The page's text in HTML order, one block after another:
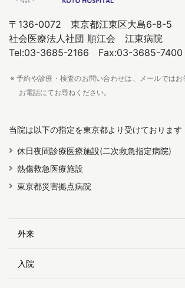
〒136-0072 東京都江東区大島6-8-5
社会医療法人社団 順江会 江東病院
Tel:03-3685-2166 Fax:03-3685-7400
※ 予約や診療・検査のお問い合わせは、メールでは
お電話にてお尋ねください。
当院は以下の指定を東京都より受けております
休日夜間診療医療施設(二次救急指定病院)
熱傷救急医療施設
東京都災害拠点病院
外来
入院